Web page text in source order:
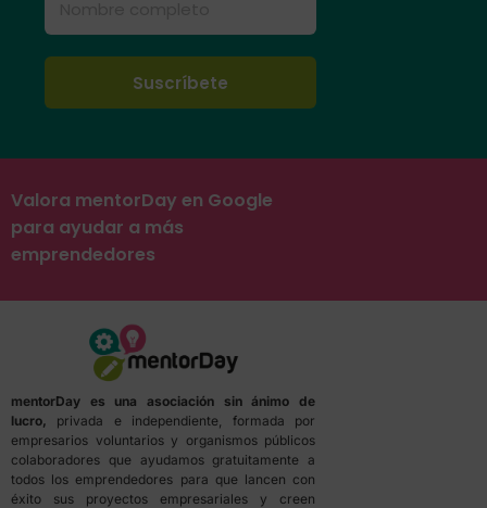
Valora mentorDay en Google
para ayudar a más
emprendedores
mentorDay es una asociación sin ánimo de
lucro, privada e independiente, formada por
empresarios voluntarios y organismos públicos
colaboradores que ayudamos gratuitamente a
todos los emprendedores para que lancen con
éxito sus proyectos empresariales y creen